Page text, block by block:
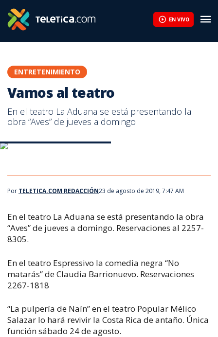
EN VIVO
ENTRETENIMIENTO
Vamos al teatro
En el teatro La Aduana se está presentando la
obra “Aves” de jueves a domingo
Por TELETICA.COM REDACCIÓN23 de agosto de 2019, 7:47 AM
En el teatro La Aduana se está presentando la obra
“Aves” de jueves a domingo. Reservaciones al 2257-
8305.
En el teatro Espressivo la comedia negra “No
matarás” de Claudia Barrionuevo. Reservaciones
2267-1818
“La pulpería de Naín” en el teatro Popular Mélico
Salazar lo hará revivir la Costa Rica de antaño. Única
función sábado 24 de agosto.